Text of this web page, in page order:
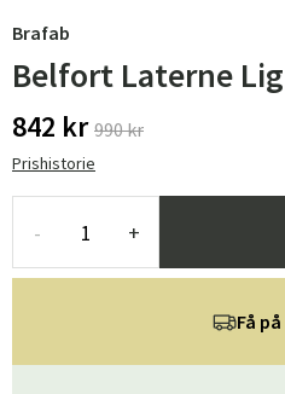
Brafab
Belfort Laterne
842 kr 990 kr
Prishistorie
- +
Få